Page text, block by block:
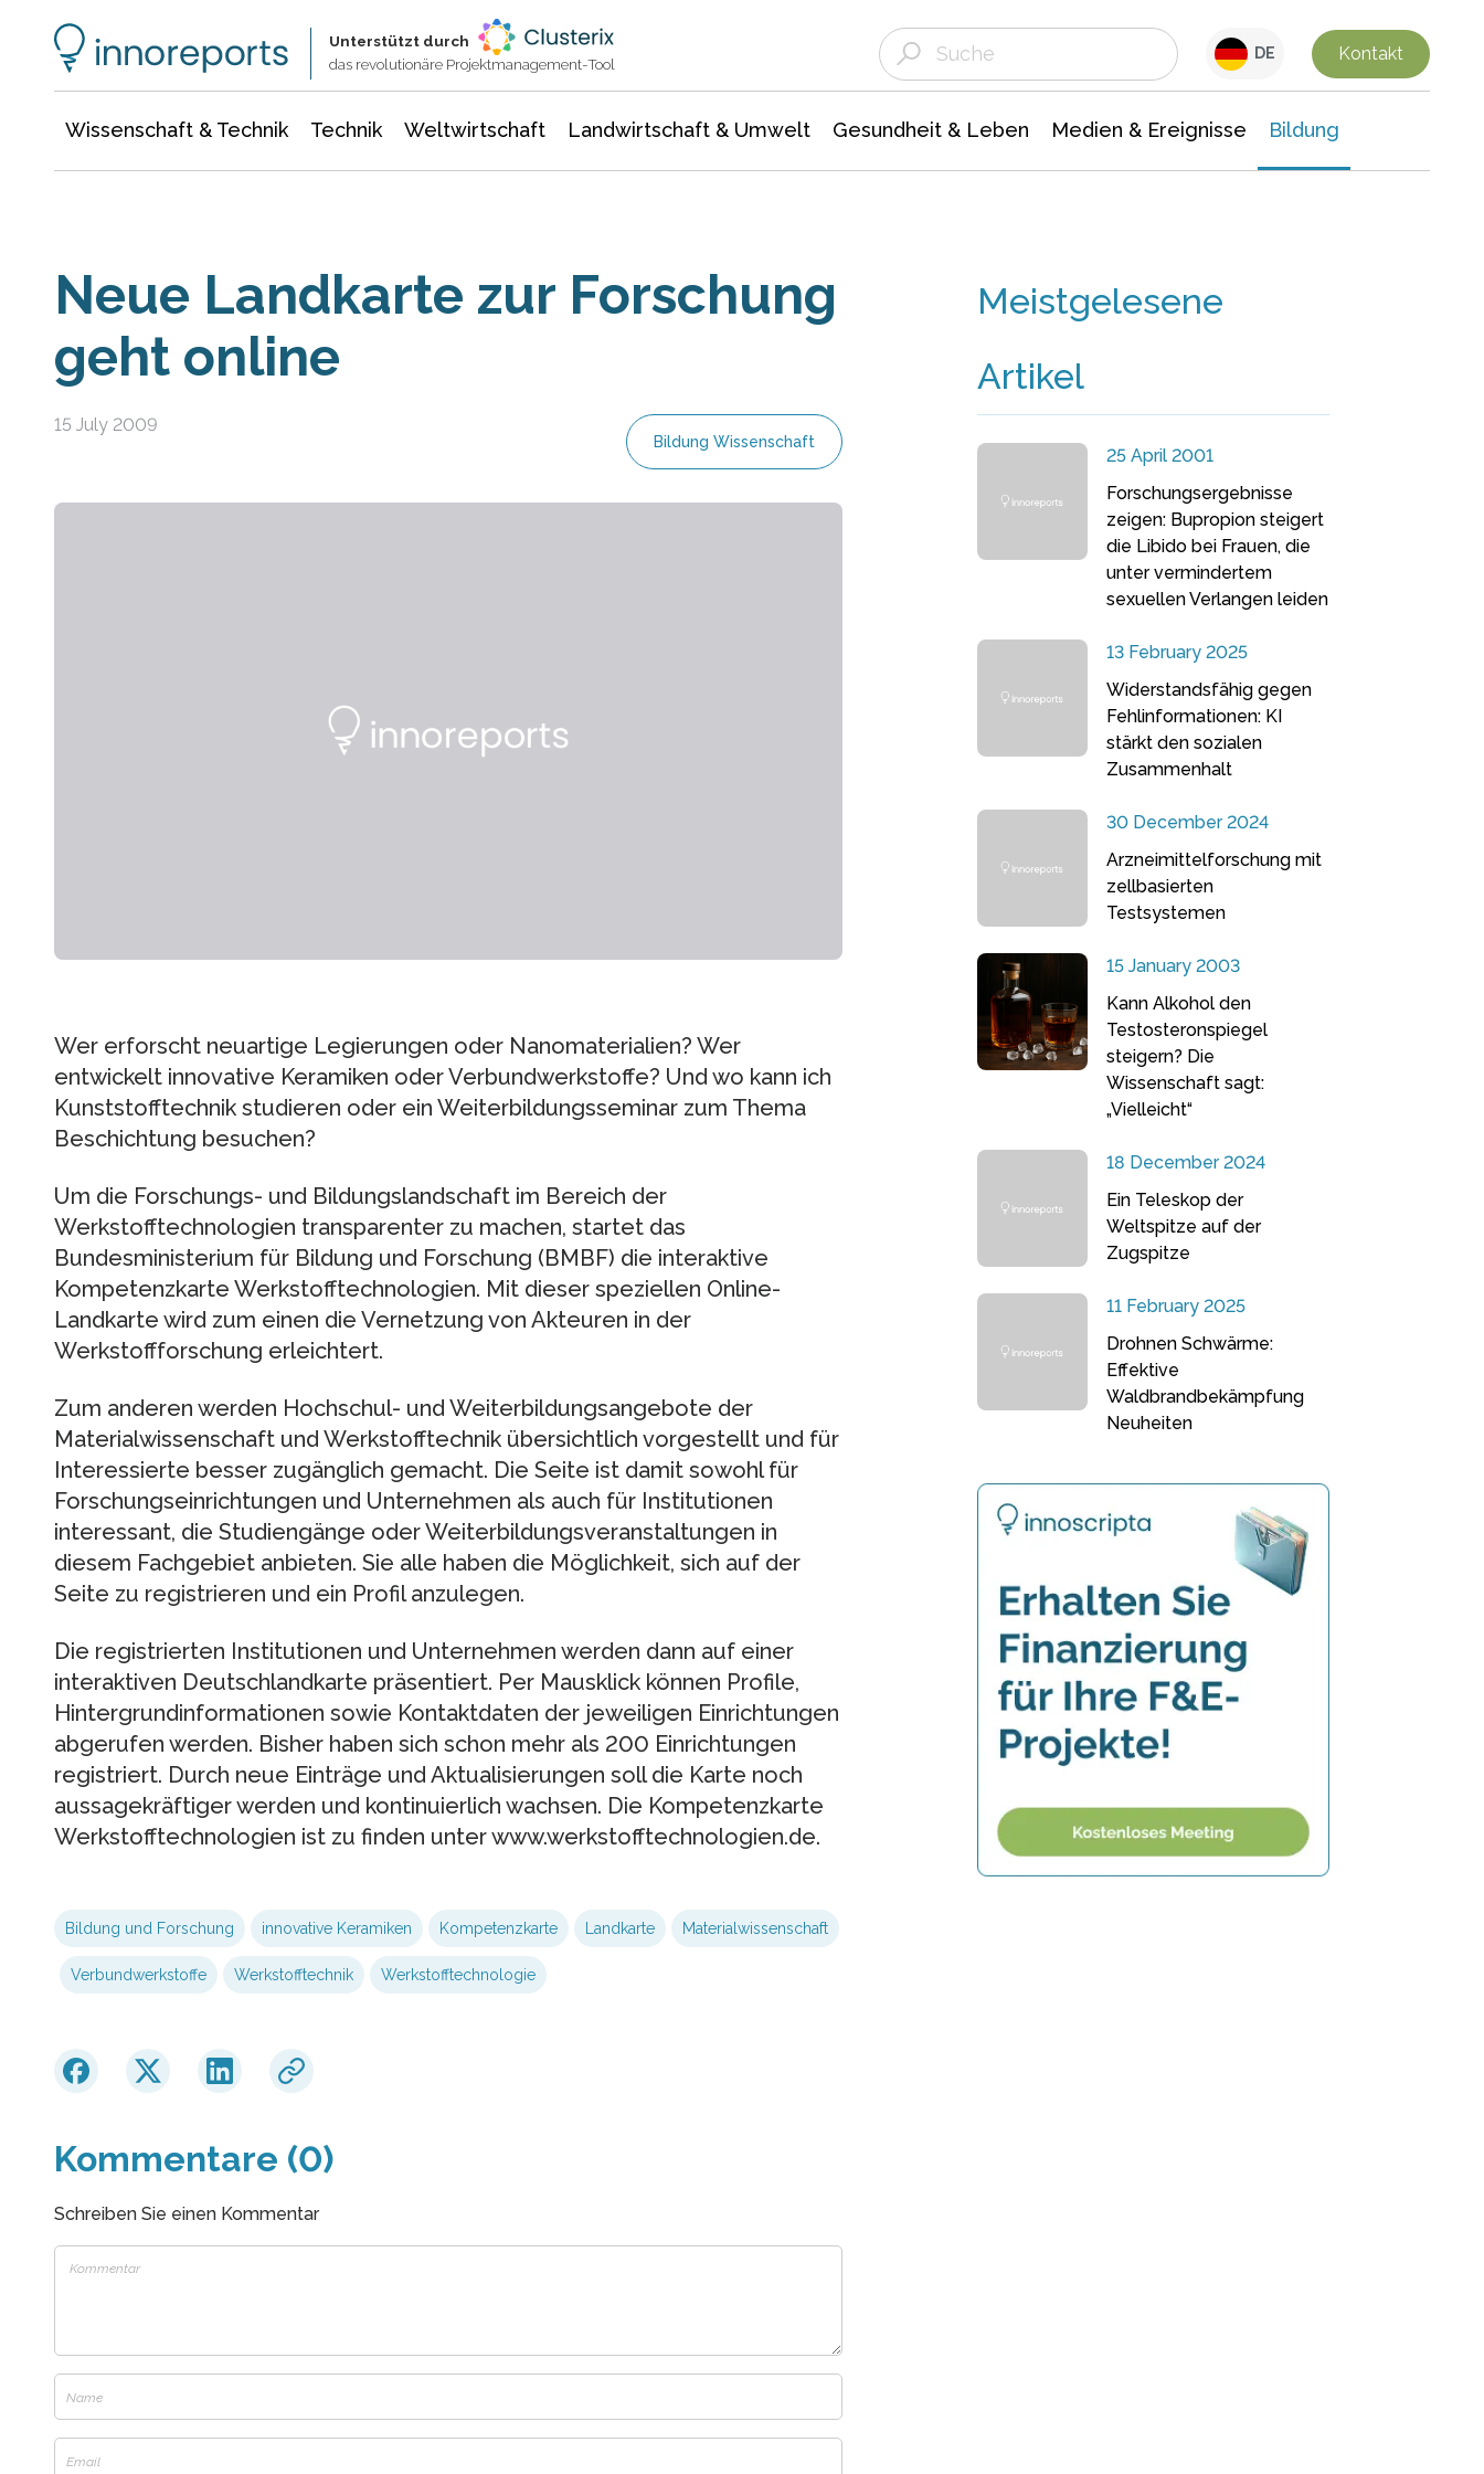
Unterstützt durch
das revolutionäre Projektmanagement-Tool
DE Kontakt
Wissenschaft & Technik Technik Weltwirtschaft Landwirtschaft & Umwelt Gesundheit & Leben Medien & Ereignisse Bildung
Neue Landkarte zur Forschung
geht online
15 July 2009
Bildung Wissenschaft
Wer erforscht neuartige Legierungen oder Nanomaterialien? Wer
entwickelt innovative Keramiken oder Verbundwerkstoffe? Und wo kann ich
Kunststofftechnik studieren oder ein Weiterbildungsseminar zum Thema
Beschichtung besuchen?
Um die Forschungs- und Bildungslandschaft im Bereich der
Werkstofftechnologien transparenter zu machen, startet das
Bundesministerium für Bildung und Forschung (BMBF) die interaktive
Kompetenzkarte Werkstofftechnologien. Mit dieser speziellen Online-
Landkarte wird zum einen die Vernetzung von Akteuren in der
Werkstoffforschung erleichtert.
Zum anderen werden Hochschul- und Weiterbildungsangebote der
Materialwissenschaft und Werkstofftechnik übersichtlich vorgestellt und für
Interessierte besser zugänglich gemacht. Die Seite ist damit sowohl für
Forschungseinrichtungen und Unternehmen als auch für Institutionen
interessant, die Studiengänge oder Weiterbildungsveranstaltungen in
diesem Fachgebiet anbieten. Sie alle haben die Möglichkeit, sich auf der
Seite zu registrieren und ein Profil anzulegen.
Die registrierten Institutionen und Unternehmen werden dann auf einer
interaktiven Deutschlandkarte präsentiert. Per Mausklick können Profile,
Hintergrundinformationen sowie Kontaktdaten der jeweiligen Einrichtungen
abgerufen werden. Bisher haben sich schon mehr als 200 Einrichtungen
registriert. Durch neue Einträge und Aktualisierungen soll die Karte noch
aussagekräftiger werden und kontinuierlich wachsen. Die Kompetenzkarte
Werkstofftechnologien ist zu finden unter www.werkstofftechnologien.de.
Bildung und Forschung innovative Keramiken Kompetenzkarte Landkarte Materialwissenschaft
Verbundwerkstoffe Werkstofftechnik Werkstofftechnologie
Kommentare (0)
Schreiben Sie einen Kommentar
Meistgelesene
Artikel
25 April 2001
Forschungsergebnisse
zeigen: Bupropion steigert
die Libido bei Frauen, die
unter vermindertem
sexuellen Verlangen leiden
13 February 2025
Widerstandsfähig gegen
Fehlinformationen: KI
stärkt den sozialen
Zusammenhalt
30 December 2024
Arzneimittelforschung mit
zellbasierten
Testsystemen
15 January 2003
Kann Alkohol den
Testosteronspiegel
steigern? Die
Wissenschaft sagt:
„Vielleicht“
18 December 2024
Ein Teleskop der
Weltspitze auf der
Zugspitze
11 February 2025
Drohnen Schwärme:
Effektive
Waldbrandbekämpfung
Neuheiten